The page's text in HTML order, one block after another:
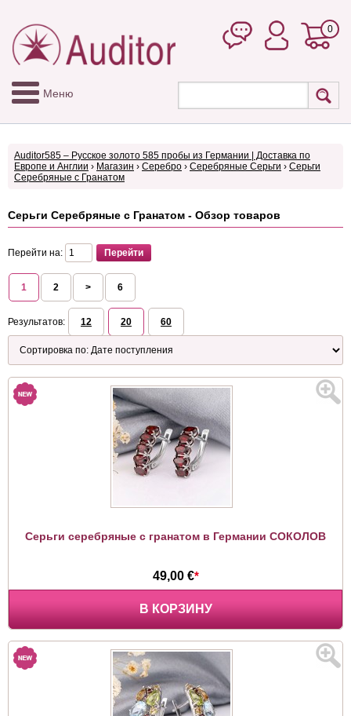
0
Меню
Auditor585 – Русское золото 585 пробы из Германии | Доставка по
Европе и Англии › Магазин › Серебро › Серебряные Серьги › Серьги
Серебряные с Гранатом
Серьги Серебряные с Гранатом - Обзор товаров
Перейти на:
1 2 > 6
Результатов: 12 20 60
Серьги серебряные с гранатом в Германии СОКОЛОВ
49,00 €*
В КОРЗИНУ